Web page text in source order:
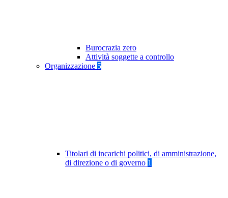
Burocrazia zero
Attività soggette a controllo
Organizzazione 5
Titolari di incarichi politici, di amministrazione,
di direzione o di governo 1